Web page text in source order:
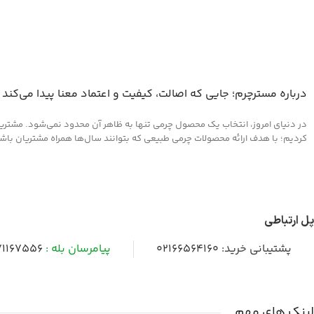
درباره مسترچرم؛ جایی که اصالت، کیفیت و اعتماد معنا پیدا می‌کند
در دنیای امروز، انتخاب یک محصول چرمی تنها به ظاهر آن محدود نمی‌شود.
کردیم؛ با هدف ارائه محصولات چرمی طبیعی که بتوانند سال‌ها همراه مشتریان
پل ارتباطی
پشتیبانی خرید: 02166564160 پیامرسان بله :